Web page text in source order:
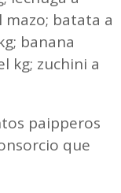
mazo; batata a
banana
kg; zuchini a
paipperos
que